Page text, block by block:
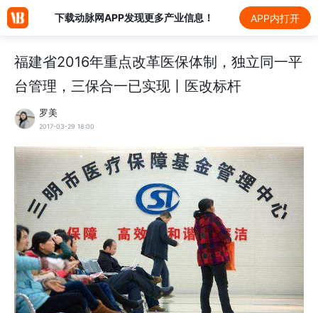
下载动脉网APP发现更多产业信息！ APP内打开
福建省2016年重点改革医保体制，独立同一平
台管理，三保合一已实现丨医改标杆
罗美
2017-03-29 18:00